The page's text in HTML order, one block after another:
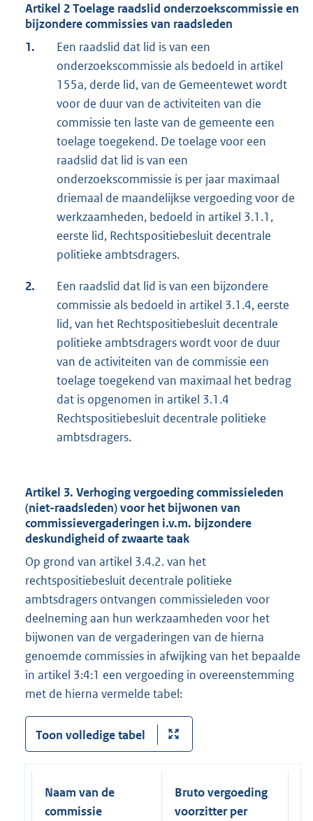
Artikel 2 Toelage raadslid onderzoekscommissie en
bijzondere commissies van raadsleden
1.
Een raadslid dat lid is van een
onderzoekscommissie als bedoeld in artikel
155a, derde lid, van de Gemeentewet wordt
voor de duur van de activiteiten van die
commissie ten laste van de gemeente een
toelage toegekend. De toelage voor een
raadslid dat lid is van een
onderzoekscommissie is per jaar maximaal
driemaal de maandelijkse vergoeding voor de
werkzaamheden, bedoeld in artikel 3.1.1,
eerste lid, Rechtspositiebesluit decentrale
politieke ambtsdragers.
2.
Een raadslid dat lid is van een bijzondere
commissie als bedoeld in artikel 3.1.4, eerste
lid, van het Rechtspositiebesluit decentrale
politieke ambtsdragers wordt voor de duur
van de activiteiten van de commissie een
toelage toegekend van maximaal het bedrag
dat is opgenomen in artikel 3.1.4
Rechtspositiebesluit decentrale politieke
ambtsdragers.
Artikel 3. Verhoging vergoeding commissieleden
(niet-raadsleden) voor het bijwonen van
commissievergaderingen i.v.m. bijzondere
deskundigheid of zwaarte taak
Op grond van artikel 3.4.2. van het
rechtspositiebesluit decentrale politieke
ambtsdragers ontvangen commissieleden voor
deelneming aan hun werkzaamheden voor het
bijwonen van de vergaderingen van de hierna
genoemde commissies in afwijking van het bepaalde
in artikel 3:4:1 een vergoeding in overeenstemming
met de hierna vermelde tabel:
Toon volledige tabel
Naam van de
commissie
Bruto vergoeding
voorzitter per